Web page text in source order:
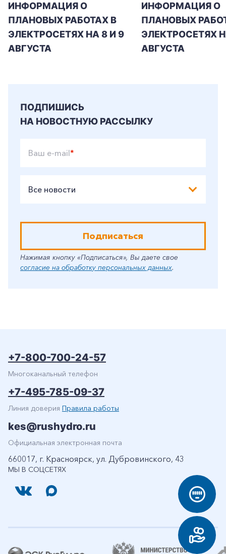
ИНФОРМАЦИЯ О
ПЛАНОВЫХ РАБОТАХ В
ЭЛЕКТРОСЕТЯХ НА 8 И 9
АВГУСТА
ИНФОРМАЦИЯ О
ПЛАНОВЫХ
ЭЛЕКТРОСЕТЯХ
АВГУСТА
ПОДПИШИСЬ
НА НОВОСТНУЮ РАССЫЛКУ
Ваш e-mail*
Все новости
Подписаться
Нажимая кнопку «Подписаться», Вы даете свое
согласие на обработку персональных данных.
МЫ В СОЦСЕТЯХ
+7-800-700-24-57
Многоканальный телефон
+7-495-785-09-37
Линия доверия Правила работы
kes@rushydro.ru
Официальная электронная почта
660017, г. Красноярск, ул. Дубровинского, 43